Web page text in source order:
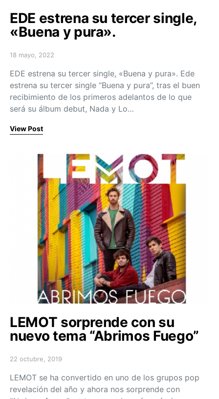
EDE estrena su tercer single,
«Buena y pura».
Posted on
18 mayo, 2022
EDE estrena su tercer single, «Buena y pura». Ede
estrena su tercer single “Buena y pura”, tras el buen
recibimiento de los primeros adelantos de lo que
será su álbum debut, Nada y Lo…
View Post
LEMOT sorprende con su
nuevo tema “Abrimos Fuego”
Posted on
22 octubre, 2019
LEMOT se ha convertido en uno de los grupos pop
revelación del año y ahora nos sorprende con